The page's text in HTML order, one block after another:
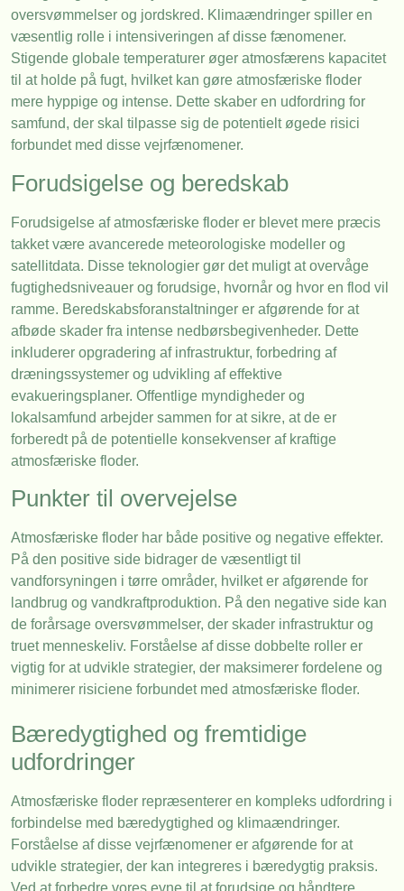
oversvømmelser og jordskred. Klimaændringer spiller en
væsentlig rolle i intensiveringen af disse fænomener.
Stigende globale temperaturer øger atmosfærens kapacitet
til at holde på fugt, hvilket kan gøre atmosfæriske floder
mere hyppige og intense. Dette skaber en udfordring for
samfund, der skal tilpasse sig de potentielt øgede risici
forbundet med disse vejrfænomener.
Forudsigelse og beredskab
Forudsigelse af atmosfæriske floder er blevet mere præcis
takket være avancerede meteorologiske modeller og
satellitdata. Disse teknologier gør det muligt at overvåge
fugtighedsniveauer og forudsige, hvornår og hvor en flod vil
ramme. Beredskabsforanstaltninger er afgørende for at
afbøde skader fra intense nedbørsbegivenheder. Dette
inkluderer opgradering af infrastruktur, forbedring af
dræningssystemer og udvikling af effektive
evakueringsplaner. Offentlige myndigheder og
lokalsamfund arbejder sammen for at sikre, at de er
forberedt på de potentielle konsekvenser af kraftige
atmosfæriske floder.
Punkter til overvejelse
Atmosfæriske floder har både positive og negative effekter.
På den positive side bidrager de væsentligt til
vandforsyningen i tørre områder, hvilket er afgørende for
landbrug og vandkraftproduktion. På den negative side kan
de forårsage oversvømmelser, der skader infrastruktur og
truet menneskeliv. Forståelse af disse dobbelte roller er
vigtig for at udvikle strategier, der maksimerer fordelene og
minimerer risiciene forbundet med atmosfæriske floder.
Bæredygtighed og fremtidige
udfordringer
Atmosfæriske floder repræsenterer en kompleks udfordring i
forbindelse med bæredygtighed og klimaændringer.
Forståelse af disse vejrfænomener er afgørende for at
udvikle strategier, der kan integreres i bæredygtig praksis.